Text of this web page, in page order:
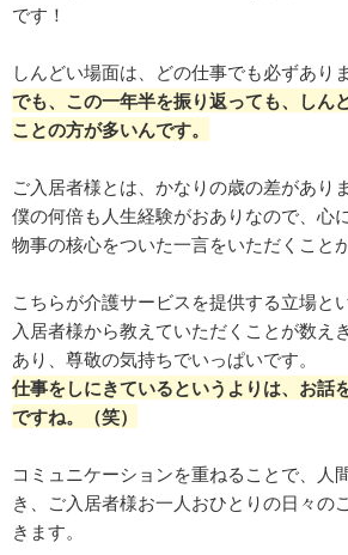
です！
しんどい場面は、どの仕事でも必ずありま
でも、この一年半を振り返っても、しん
ことの方が多いんです。
ご入居者様とは、かなりの歳の差がありま
僕の何倍も人生経験がおありなので、心
物事の核心をついた一言をいただくこと
こちらが介護サービスを提供する立場と
入居者様から教えていただくことが数え
あり、尊敬の気持ちでいっぱいです。
仕事をしにきているというよりは、お話
ですね。（笑）
コミュニケーションを重ねることで、人
き、ご入居者様お一人おひとりの日々の
きます。